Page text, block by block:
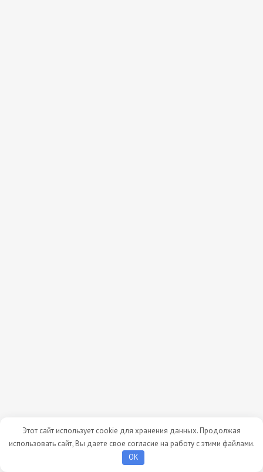
Этот сайт использует cookie для хранения данных. Продолжая
использовать сайт, Вы даете свое согласие на работу с этими файлами.
OK